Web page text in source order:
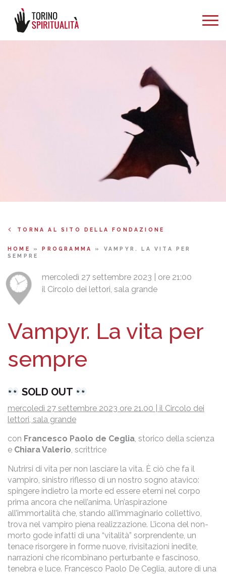
TORNA AL SITO DELLA FONDAZIONE
HOME »PROGRAMMA » VAMPYR. LA VITA PER
SEMPRE
mercoledì 27 settembre 2023 | ore 21:00
il Circolo dei lettori, sala grande
Vampyr. La vita per
sempre
SOLD OUT
mercoledì 27 settembre 2023 ore 21.00 | il Circolo dei
lettori, sala grande
con Francesco Paolo de Ceglia , storico della scienza
e Chiara Valerio , scrittrice
Nutrirsi di vita per non lasciare la vita. È ciò che fa il
vampiro, sinistro riflesso di un nostro sogno atavico:
spingere indietro la morte ed essere eterni nel corpo
prima ancora che nell’anima. Un’aspirazione
all’immortalità che, stando all’immaginario collettivo,
trova nel vampiro piena realizzazione. L’icona del non-
morto gode infatti di una “vitalità” sorprendente, un
tenace risorgere in forme nuove, rivisitazioni inedite,
narrazioni che ricombinano perturbante e fascinoso,
tenebra e luce. Francesco Paolo De Ceglia, autore di una